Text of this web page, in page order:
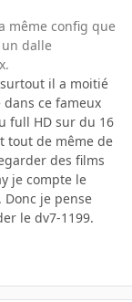
même config que
dalle
il a moitié
ce fameux
full HD sur du 16
tout de même de
des films
je compte le
je pense
le dv7-1199.